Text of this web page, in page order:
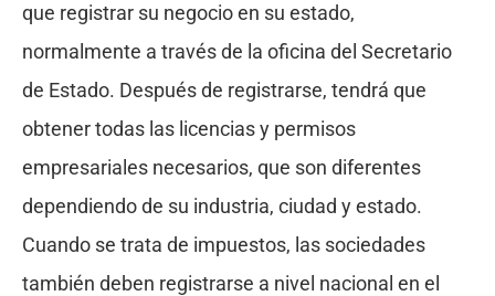
que registrar su negocio en su estado,
normalmente a través de la oficina del Secretario
de Estado. Después de registrarse, tendrá que
obtener todas las licencias y permisos
empresariales necesarios, que son diferentes
dependiendo de su industria, ciudad y estado.
Cuando se trata de impuestos, las sociedades
también deben registrarse a nivel nacional en el